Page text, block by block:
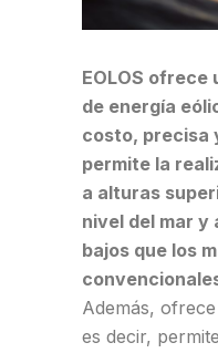
EOLOS
de energía
costo, precisa
permite la
a alturas
nivel del mar y
bajos que los
Además,
es decir,